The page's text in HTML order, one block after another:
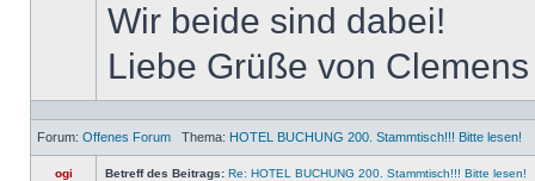
Wir beide sind dabei!
Liebe Grüße von
Forum: Offenes Forum Thema: HOTEL BUCHUNG 200. Stammtisch!!! Bitte lesen!
ogi Betreff des Beitrags: Re: HOTEL BUCHUNG 200. Stammtisch!!! Bitte lesen!